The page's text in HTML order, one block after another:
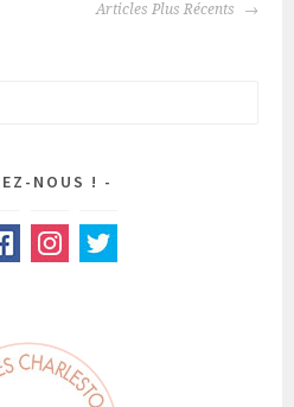
Articles Plus Récents
NOUS !